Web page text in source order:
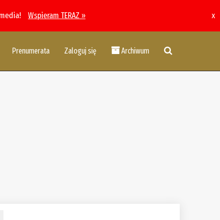
Wspieram TERAZ » x
Prenumerata Zaloguj się Archiwum